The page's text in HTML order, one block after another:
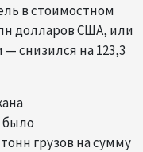
в стоимостном
долларов США, или
снизился на 123,3
грузов на сумму